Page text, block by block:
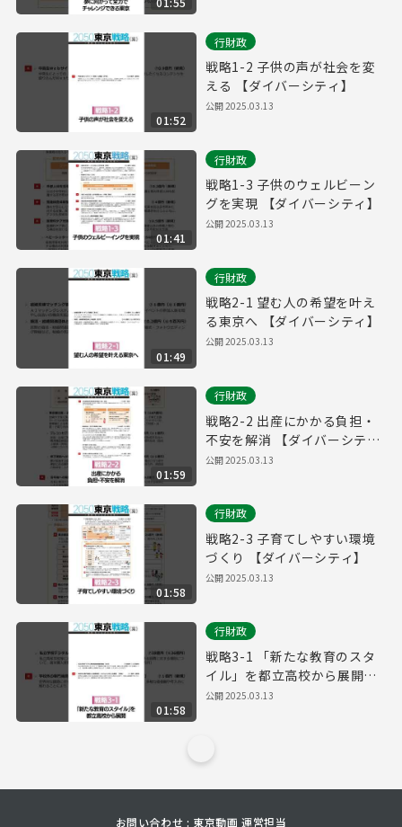
01:52
行財政
戦略1-2 子供の声が社会を変
える 【ダイバーシティ】
公開2025.03.13
01:41
行財政
戦略1-3 子供のウェルビーン
グを実現 【ダイバーシティ】
公開2025.03.13
01:49
行財政
戦略2-1 望む人の希望を叶え
る東京へ 【ダイバーシティ】
公開2025.03.13
01:59
行財政
戦略2-2 出産にかかる負担・
不安を解消 【ダイバーシテ
ィ】
公開2025.03.13
01:58
行財政
戦略2-3 子育てしやすい環境
づくり 【ダイバーシティ】
公開2025.03.13
01:58
行財政
戦略3-1 「新たな教育のスタ
イル」を都立高校から展開
【ダイバーシティ】
公開2025.03.13
お問い合わせ : 東京動画 運営担当